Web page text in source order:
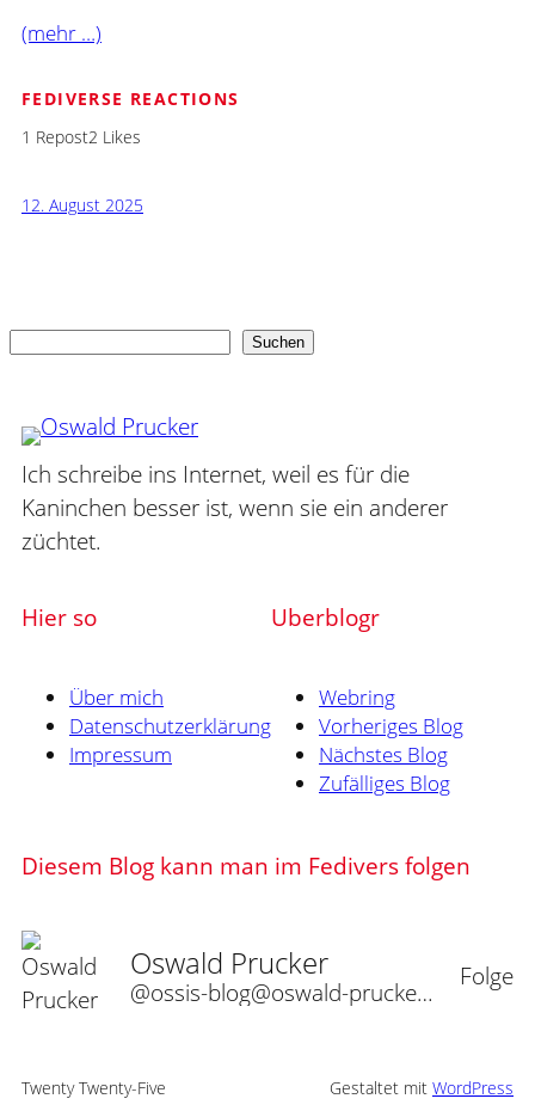
(mehr …)
FEDIVERSE REACTIONS
1 Repost2 Likes
12. August 2025
Suchen
Ich schreibe ins Internet, weil es für die
Kaninchen besser ist, wenn sie ein anderer
züchtet.
Hier so
Über mich
Datenschutzerklärung
Impressum
Uberblogr
Webring
Vorheriges Blog
Nächstes Blog
Zufälliges Blog
Diesem Blog kann man im Fedivers folgen
Oswald Prucker
@ossis-blog@oswald-prucker.de
Folge
Twenty Twenty-Five Gestaltet mit WordPress